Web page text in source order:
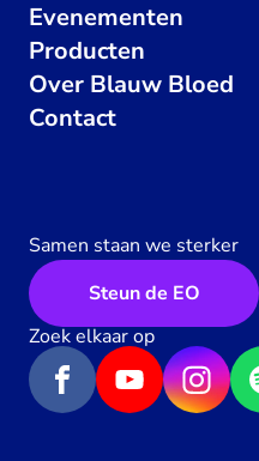
Evenementen
Producten
Over Blauw Bloed
Contact
Samen staan we sterker
Steun de EO
Zoek elkaar op